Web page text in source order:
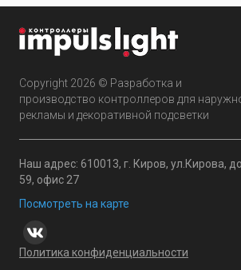
Copyright 2026 © Разработка и
производство контроллеров для
рекламы и декоративной подсветки
Наш адрес: 610013, г. Киров, ул.Кирова,
59, офис 27
Посмотреть на карте
Политика конфиденциальности